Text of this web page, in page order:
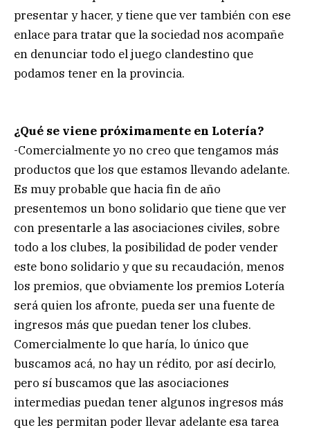
presentar y hacer, y tiene que ver también con ese
enlace para tratar que la sociedad nos acompañe
en denunciar todo el juego clandestino que
podamos tener en la provincia.
¿Qué se viene próximamente en Lotería?
-Comercialmente yo no creo que tengamos más
productos que los que estamos llevando adelante.
Es muy probable que hacia fin de año
presentemos un bono solidario que tiene que ver
con presentarle a las asociaciones civiles, sobre
todo a los clubes, la posibilidad de poder vender
este bono solidario y que su recaudación, menos
los premios, que obviamente los premios Lotería
será quien los afronte, pueda ser una fuente de
ingresos más que puedan tener los clubes.
Comercialmente lo que haría, lo único que
buscamos acá, no hay un rédito, por así decirlo,
pero sí buscamos que las asociaciones
intermedias puedan tener algunos ingresos más
que les permitan poder llevar adelante esa tarea